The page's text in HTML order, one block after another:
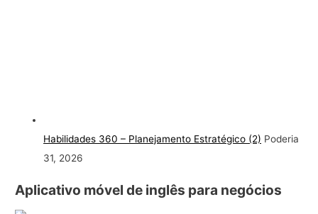
Habilidades 360 – Planejamento Estratégico (2) Poderia
31, 2026
Aplicativo móvel de inglês para negócios